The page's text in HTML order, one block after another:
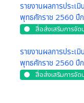
รายงานผลการประเ
พุทธศักราช 2560 ปี
สื่อส่งเสริมการจั
รายงานผลการประเ
พุทธศักราช 2560 ปี
สื่อส่งเสริมการจั